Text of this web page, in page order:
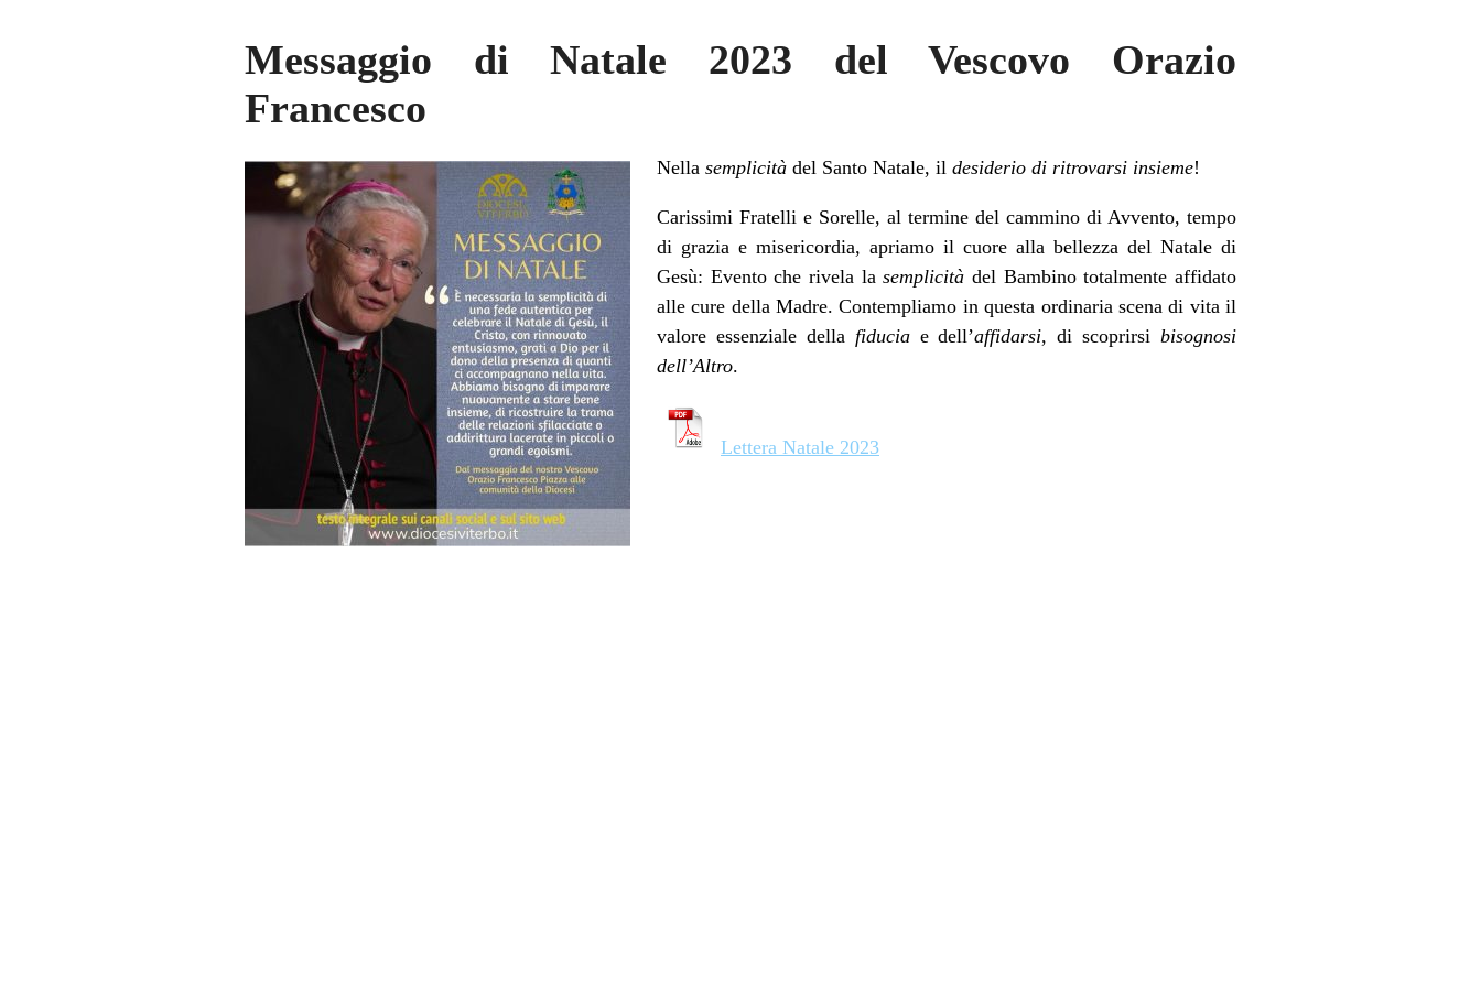
Messaggio di Natale 2023 del Vescovo Orazio
Francesco
Nella semplicità del Santo Natale, il desiderio di ritrovarsi insieme!
Carissimi Fratelli e Sorelle, al termine del cammino di Avvento, tempo
di grazia e misericordia, apriamo il cuore alla bellezza del Natale di
Gesù: Evento che rivela lasemplicitàdel Bambino totalmente affidato
alle cure della Madre. Contempliamo in questa ordinaria scena di vita il
valore essenziale della fiduciae dell’affidarsi, di scoprirsi bisognosi
dell’Altro.
Lettera Natale 2023